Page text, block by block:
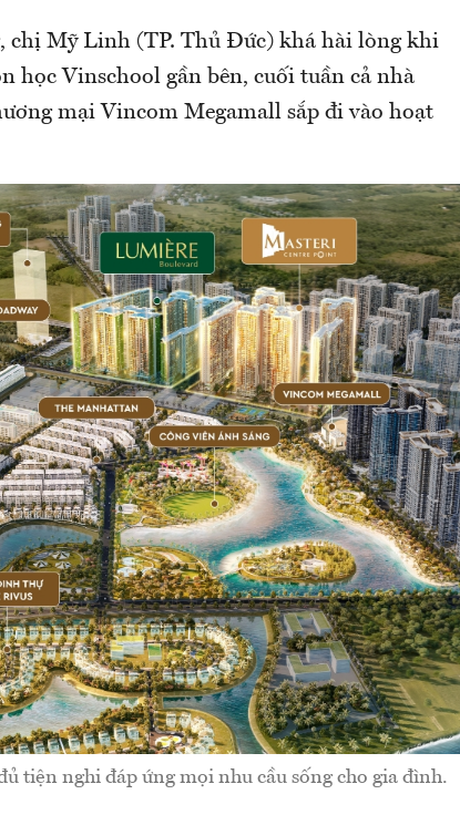
chị Mỹ Linh (TP. Thủ Đức) khá hài lòng khi
học Vinschool gần bên, cuối tuần cả nhà
mại Vincom Megamall sắp đi vào hoạt
tiện nghi đáp ứng mọi nhu cầu sống cho gia đình.